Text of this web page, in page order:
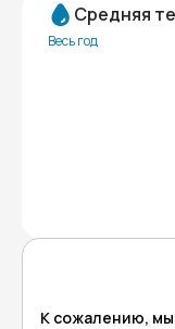
Средняя
Весь год
К сожалению, мы